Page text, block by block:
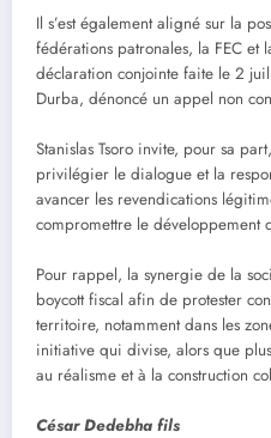
Il s’est également aligné sur la
fédérations patronales, la FEC et
déclaration conjointe faite le 2
Durba, dénoncé un appel non
Stanislas Tsoro invite, pour sa
privilégier le dialogue et la
avancer les revendications
compromettre le développement
Pour rappel, la synergie de la
boycott fiscal afin de protester
territoire, notamment dans les
initiative qui divise, alors que
au réalisme et à la construction
César Dedebha fils